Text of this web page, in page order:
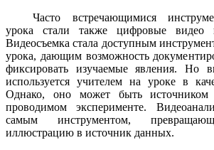
Часто встречающимися
урока стали также цифровые видео
Видеосъемка стала доступным
урока, дающим возможность
фиксировать изучаемые явления. Но
используется учителем на уроке в
Однако, оно может быть
проводимом эксперименте.
самым инструментом,
иллюстрацию в источник данных.